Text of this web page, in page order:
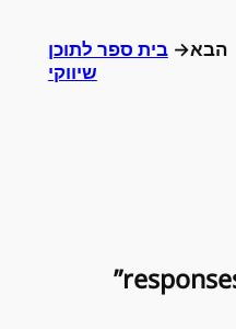
הבא→ בית ספר לתוכן
שיווקי